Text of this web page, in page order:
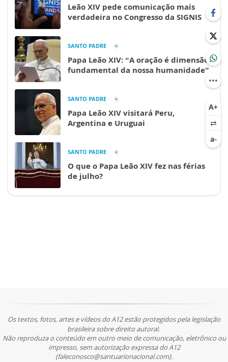
Leão XIV pede comunicação mais
verdadeira no Congresso da SIGNIS
SANTO PADRE
Papa Leão XIV: “A oração é dimensão
fundamental da nossa humanidade”
SANTO PADRE
Papa Leão XIV visitará Peru,
Argentina e Uruguai
SANTO PADRE
O que o Papa Leão XIV fez nas férias
de julho?
Os textos, fotos, artes e vídeos do A12 estão protegidos pela legislação
brasileira sobre direito autoral.
Não reproduza o conteúdo em outro meio de comunicação, eletrônico ou
impresso, sem autorização expressa do A12
(faleconosco@santuarionacional.com).